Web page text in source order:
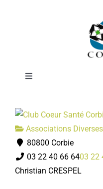
Toggle
SERVICES MUNICIPAUX
Club
Associations Diverses
80800 Corbie
03 22 40 66 6403 22
Christian CRESPEL